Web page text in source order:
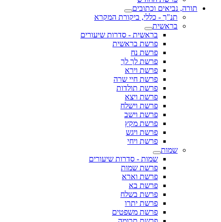
תורה, נביאים וכתובים
תנ"ך - כללי, ביקורת המקרא
בראשית
בראשית - סדרות שיעורים
פרשת בראשית
פרשת נח
פרשת לך לך
פרשת וירא
פרשת חיי שרה
פרשת תולדות
פרשת ויצא
פרשת וישלח
פרשת וישב
פרשת מקץ
פרשת ויגש
פרשת ויחי
שמות
שמות - סדרות שיעורים
פרשת שמות
פרשת וארא
פרשת בא
פרשת בשלח
פרשת יתרו
פרשת משפטים